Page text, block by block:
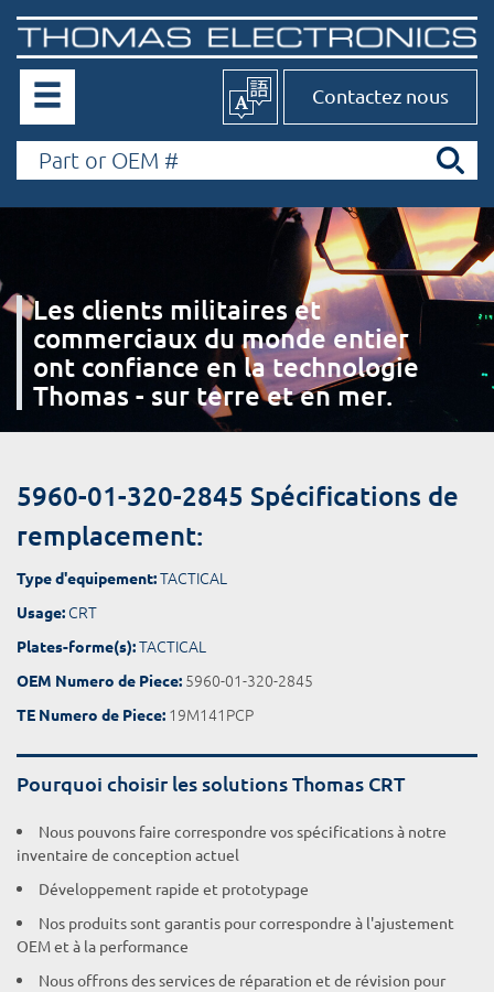
Contactez nous
Les clients militaires et
commerciaux du monde entier
ont confiance en la technologie
Thomas - sur terre et en mer.
5960-01-320-2845 Spécifications de
remplacement:
Type d'equipement:TACTICAL
Usage: CRT
Plates-forme(s):TACTICAL
OEM Numero de Piece: 5960-01-320-2845
TE Numero de Piece: 19M141PCP
Pourquoi choisir les solutions Thomas CRT
Nous pouvons faire correspondre vos spécifications à notre
inventaire de conception actuel
Développement rapide et prototypage
Nos produits sont garantis pour correspondre à l'ajustement
OEM et à la performance
Nous offrons des services de réparation et de révision pour